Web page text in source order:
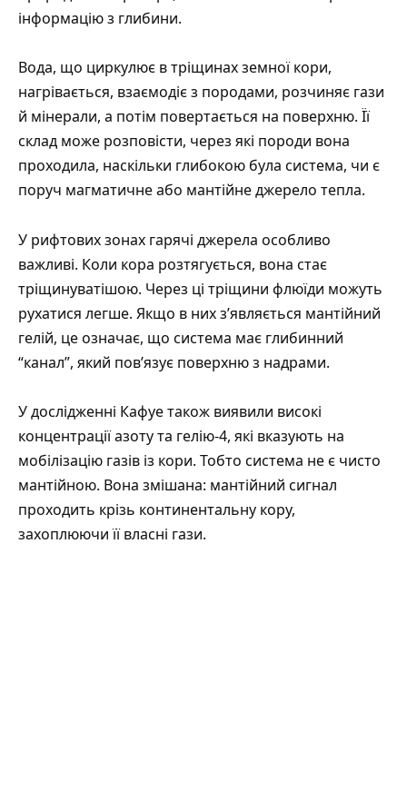
інформацію з глибини.
Вода, що циркулює в тріщинах земної кори,
нагрівається, взаємодіє з породами, розчиняє гази
й мінерали, а потім повертається на поверхню. Її
склад може розповісти, через які породи вона
проходила, наскільки глибокою була система, чи є
поруч магматичне або мантійне джерело тепла.
У рифтових зонах гарячі джерела особливо
важливі. Коли кора розтягується, вона стає
тріщинуватішою. Через ці тріщини флюїди можуть
рухатися легше. Якщо в них з’являється мантійний
гелій, це означає, що система має глибинний
“канал”, який пов’язує поверхню з надрами.
У дослідженні Кафуе також виявили високі
концентрації азоту та гелію-4, які вказують на
мобілізацію газів із кори. Тобто система не є чисто
мантійною. Вона змішана: мантійний сигнал
проходить крізь континентальну кору,
захоплюючи її власні гази.